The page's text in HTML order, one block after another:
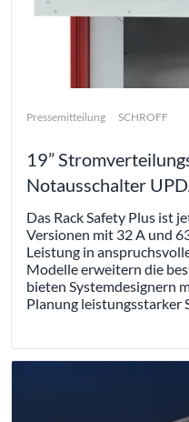
Pressemitteilung SCHROFF
19”
Notausschalter
Das Rack Safety Plus ist
Versionen mit 32 A und
Leistung in
Modelle erweitern die
bieten Systemdesignern
Planung leistungsstarker